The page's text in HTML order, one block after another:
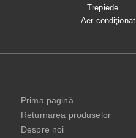
Trepiede
Aer condiţionat
Prima pagină
Returnarea produselor
Despre noi